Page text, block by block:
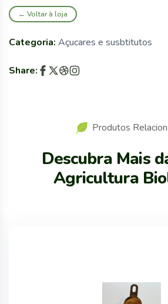
← Voltar à loja
Categoria: Açucares e susbtitutos
Share:
Produtos
Descubra Mais
Agricultura